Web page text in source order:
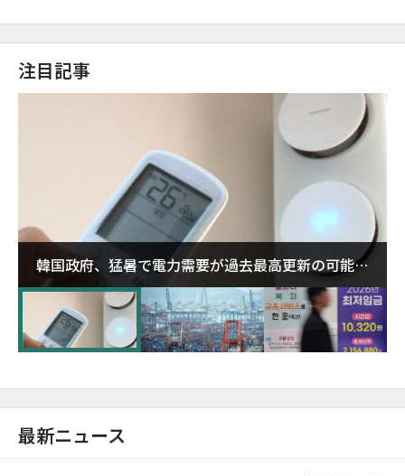
注目記事
韓国政府、猛暑で電力需要が過去最高更新の可能性
に需給対応体制を点検
最新ニュース